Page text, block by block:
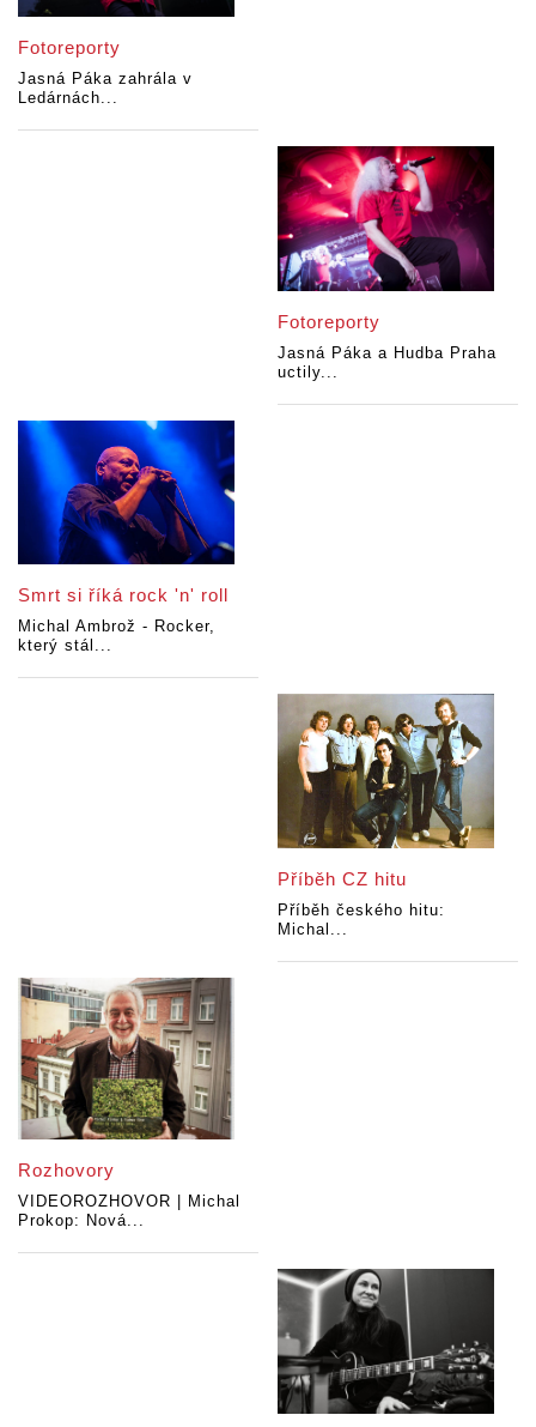
Fotoreporty
Jasná Páka zahrála v
Ledárnách...
Fotoreporty
Jasná Páka a Hudba Praha
uctily...
Smrt si říká rock 'n' roll
Michal Ambrož - Rocker,
který stál...
Příběh CZ hitu
Příběh českého hitu:
Michal...
Rozhovory
VIDEOROZHOVOR | Michal
Prokop: Nová...